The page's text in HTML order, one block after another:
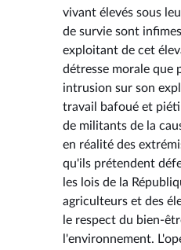
vivant élevés sous
de survie sont
exploitant de cet
détresse morale que
intrusion sur son
travail bafoué et
de militants de la
en réalité des
qu'ils prétendent
les lois de la
agriculteurs et des
le respect du bien-
l'environnement.